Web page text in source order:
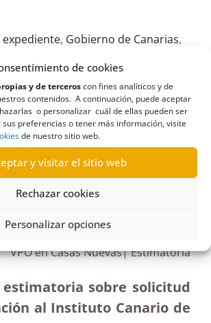
de cookies
y de terceroscon fines analíticos y de
contenidos. A continuación, puede aceptar
o personalizar cuál de ellas pueden ser
preferencias o tener más información, visite
de nuestro sitio web.
y visitar el sitio web
Rechazar cookies
Personalizar opciones
expediente, Gobierno de Canarias,
al Instituto Canario de la Vivienda del
de adjudicación de una
VPO en Casas Nuevas| Estimatoria
estimatoria sobre solicitud
al Instituto Canario de